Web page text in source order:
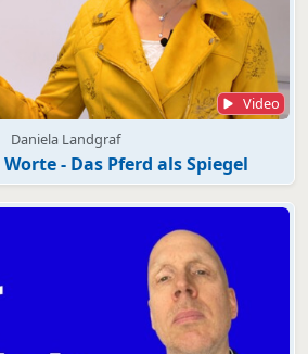
Video
Daniela Landgraf
- Das Pferd als Spiegel